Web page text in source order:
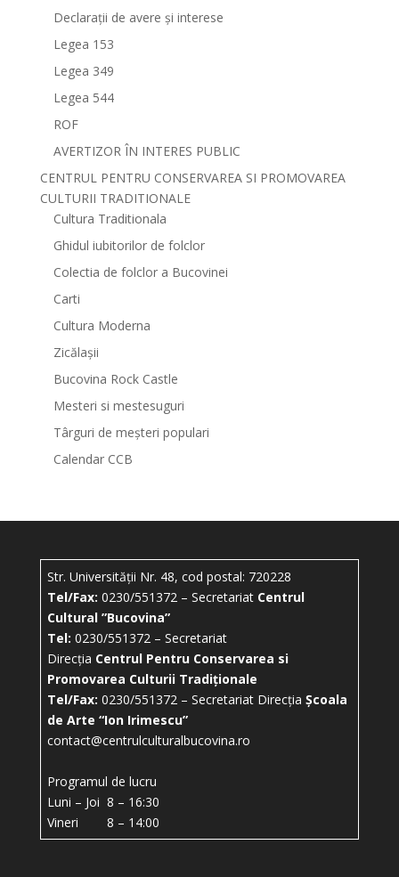
Declarații de avere și interese
Legea 153
Legea 349
Legea 544
ROF
AVERTIZOR ÎN INTERES PUBLIC
CENTRUL PENTRU CONSERVAREA SI PROMOVAREA
CULTURII TRADITIONALE
Cultura Traditionala
Ghidul iubitorilor de folclor
Colectia de folclor a Bucovinei
Carti
Cultura Moderna
Zicălașii
Bucovina Rock Castle
Mesteri si mestesuguri
Târguri de meșteri populari
Calendar CCB
Str. Universității Nr. 48, cod postal: 720228
Tel/Fax: 0230/551372 – Secretariat Centrul
Cultural ”Bucovina”
Tel: 0230/551372 – Secretariat
Direcția Centrul Pentru Conservarea si
Promovarea Culturii Tradiționale
Tel/Fax: 0230/551372 – Secretariat Direcția Școala
de Arte “Ion Irimescu”
contact@centrulculturalbucovina.ro
Programul de lucru
Luni – Joi 8 – 16:30
Vineri 8 – 14:00